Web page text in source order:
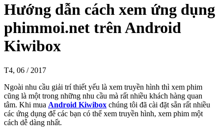
Hướng dẫn cách xem ứng dụng
phimmoi.net trên Android
Kiwibox
T4, 06 / 2017
Ngoài nhu cầu giải trí thiết yếu là xem truyền hình thì xem phim
cũng là một trong những nhu cầu mà rất nhiều khách hàng quan
tâm. Khi mua Android Kiwibox chúng tôi đã cài đặt sẵn rất nhiều
các ứng dụng để các bạn có thể xem truyền hình, xem phim một
cách dễ dàng nhất.